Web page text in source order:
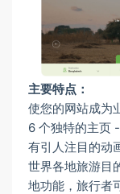
主要特点：
使您的网站成为
6 个独特的主页
有引人注目的动
世界各地旅游目
地功能，旅行者